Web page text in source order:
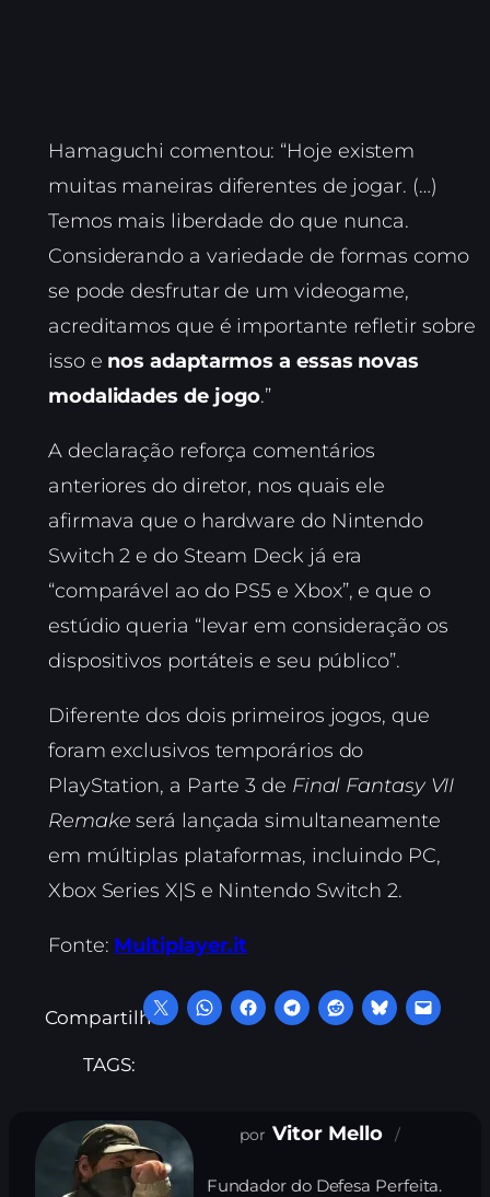
Hamaguchi comentou: “Hoje existem
muitas maneiras diferentes de jogar. (…)
Temos mais liberdade do que nunca.
Considerando a variedade de formas como
se pode desfrutar de um videogame,
acreditamos que é importante refletir sobre
isso e nos adaptarmos a essas novas
modalidades de jogo.”
A declaração reforça comentários
anteriores do diretor, nos quais ele
afirmava que o hardware do Nintendo
Switch 2 e do Steam Deck já era
“comparável ao do PS5 e Xbox”, e que o
estúdio queria “levar em consideração os
dispositivos portáteis e seu público”.
Diferente dos dois primeiros jogos, que
foram exclusivos temporários do
PlayStation, a Parte 3 de Final Fantasy VII
Remake será lançada simultaneamente
em múltiplas plataformas, incluindo PC,
Xbox Series X|S e Nintendo Switch 2.
Fonte: Multiplayer.it
Compartilhe:
TAGS:
Vitor Mello
Fundador do Defesa Perfeita.